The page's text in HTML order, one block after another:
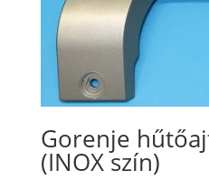
Gorenje
(INOX szín)